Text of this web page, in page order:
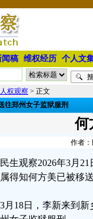
闻稿 维权经历 个人文
人权观察 > 正文
往郑州女子监狱服刑
何
作者：
民生观察2026年3月
得知何方美已被移
3月18日，李新来到